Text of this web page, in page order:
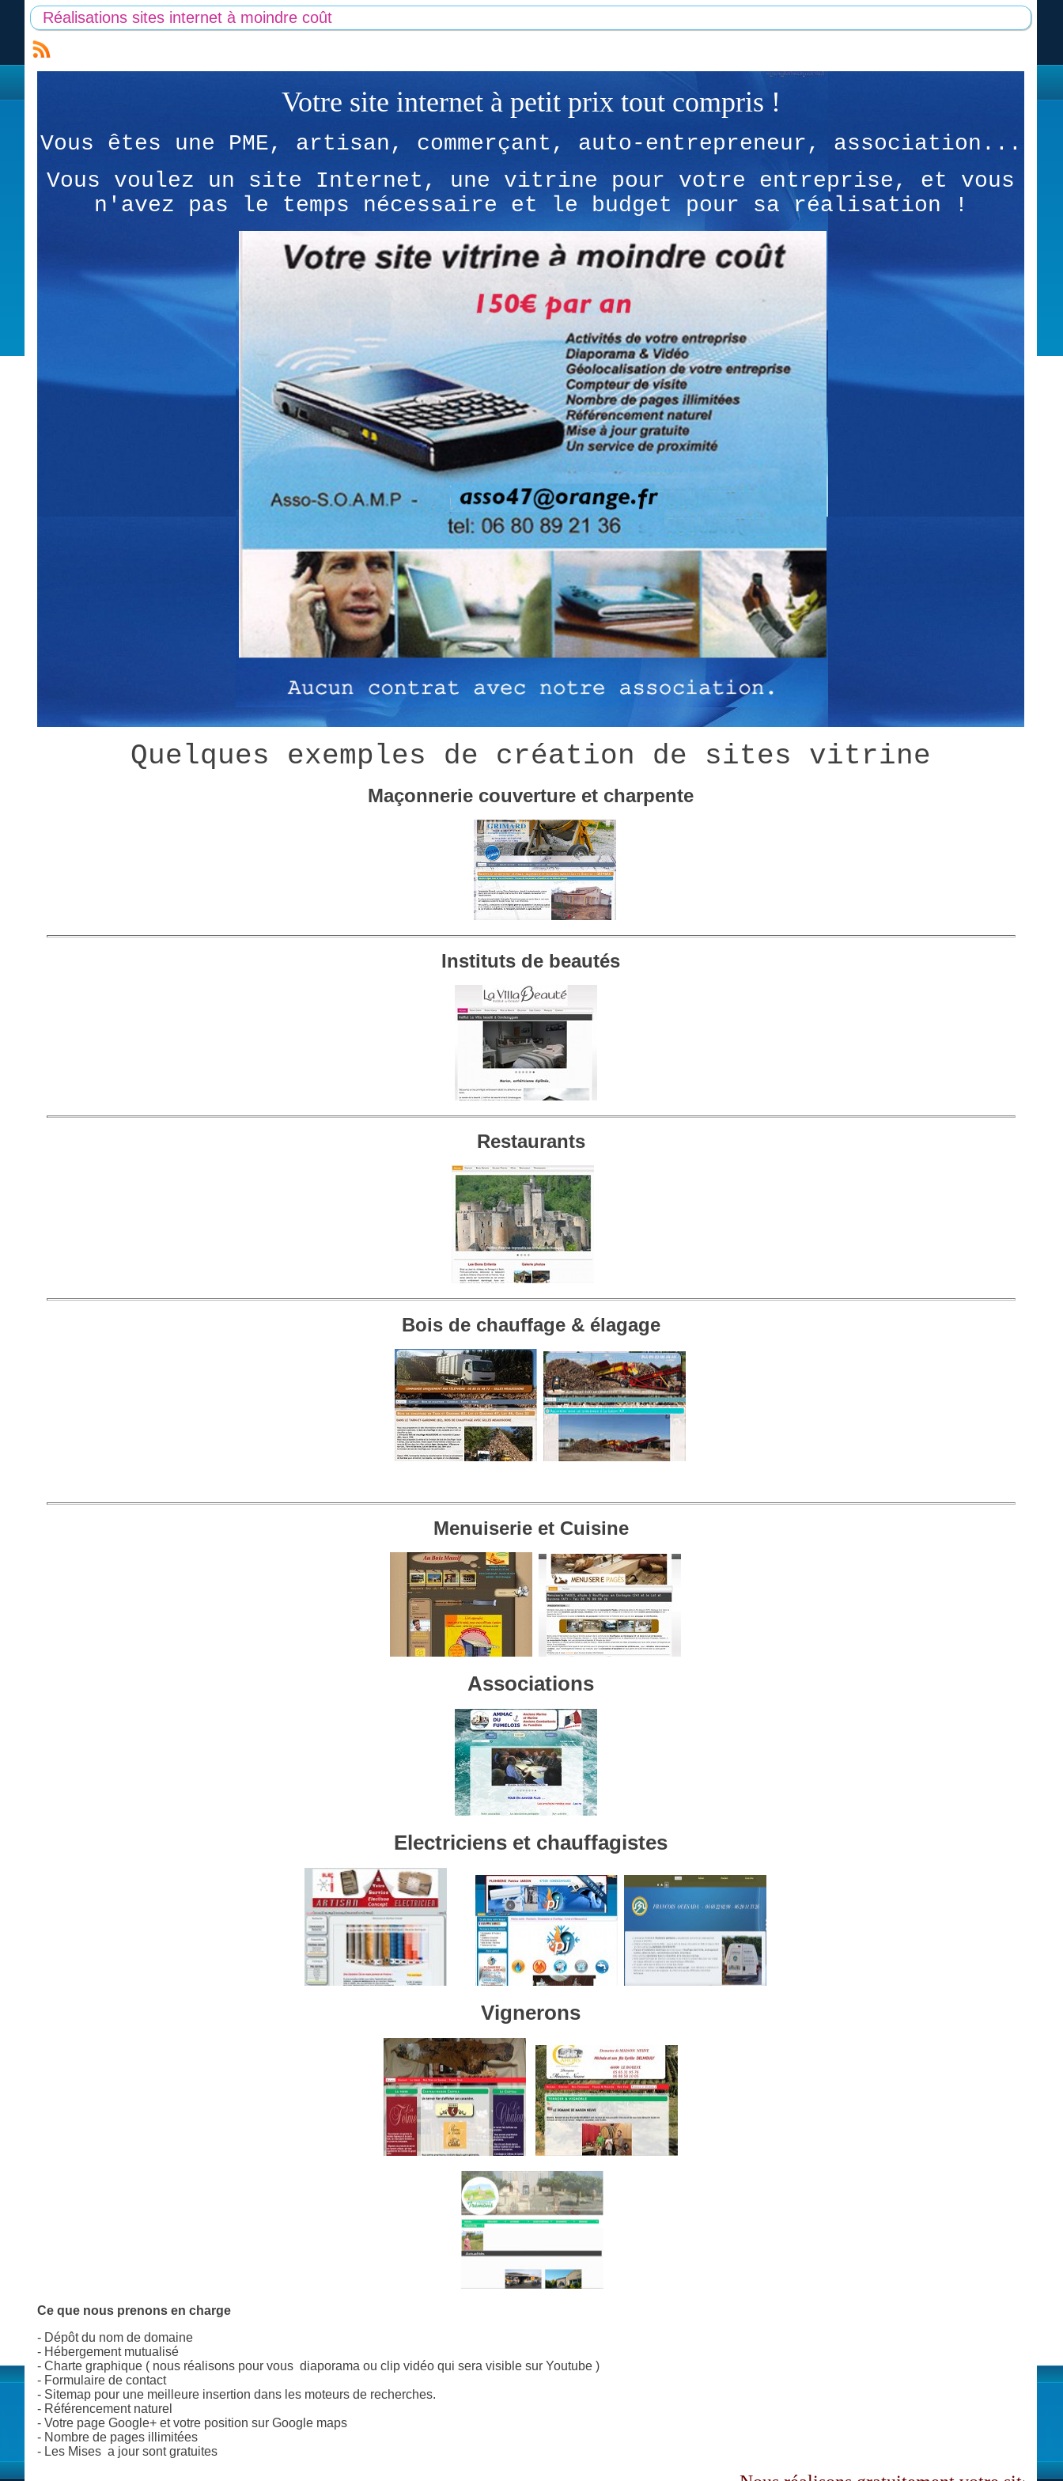
Réalisations sites internet à moindre coût
Votre site internet à petit prix tout compris !
Vous êtes une PME, artisan, commerçant, auto-entrepreneur, association...
Vous voulez un site Internet, une vitrine pour votre entreprise, et vous
n'avez pas le temps nécessaire et le budget pour sa réalisation !
Quelques exemples de création de sites vitrine
Maçonnerie couverture et charpente
Instituts de beautés
Restaurants
Bois de chauffage & élagage
Menuiserie et Cuisine
Associations
Electriciens et chauffagistes
Vignerons
Ce que nous prenons en charge
- Dépôt du nom de domaine
- Hébergement mutualisé
- Charte graphique ( nous réalisons pour vous diaporama ou clip vidéo qui sera visible sur Youtube )
- Formulaire de contact
- Sitemap pour une meilleure insertion dans les moteurs de recherches.
- Référencement naturel
- Votre page Google+ et votre position sur Google maps
- Nombre de pages illimitées
- Les Mises a jour sont gratuites